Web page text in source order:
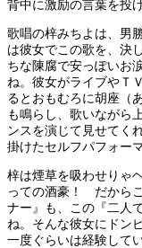
背中に激励の言葉を投
歌唱の梓みちよは、男
は彼女でこの歌を、決
ちな陳腐で安っぽいお
ね。彼女がライブやＴ
るとおもむろに胡座（
も鳴らし、歌いながら
ンスを演じて見せてく
掛けたセルフパフォー
梓は煙草を吸わせりゃ
っての酒豪！ だから
ナー』も、この『二人
ね。そんな彼女にドン
一度ぐらいは経験して